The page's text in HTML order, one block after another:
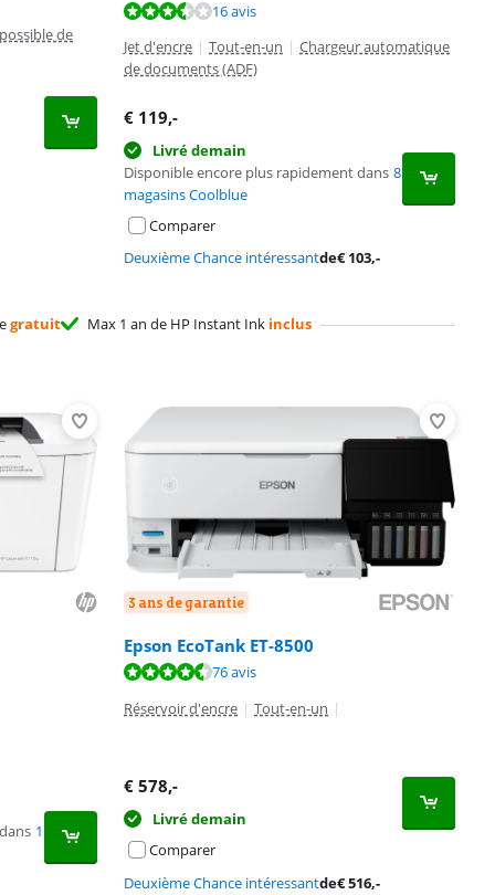
de
16 avis
Jet d'encre | Tout-en-un | Chargeur automatique
de documents (ADF)
€ 119,-
Livré demain
Disponible encore plus rapidement dans 8
magasins Coolblue
Comparer
Deuxième Chance intéressantde€103,-
gratuit Max 1 an de HP Instant Ink inclus
1
3 ans de garantie
Epson EcoTank ET-8500
76 avis
Réservoir d'encre | Tout-en-un |
€ 578,-
Livré demain
Comparer
Deuxième Chance intéressantde€516,-